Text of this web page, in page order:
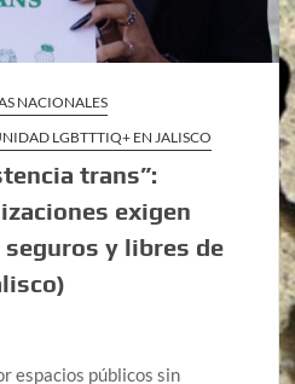
NACIONALES
LGBTTTIQ+ EN JALISCO
trans”:
exigen
y libres de
espacios públicos sin